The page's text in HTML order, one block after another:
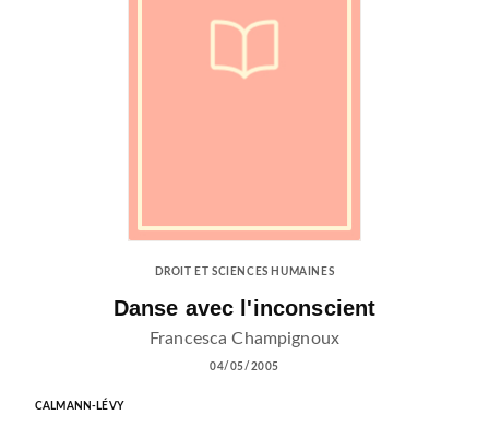
DROIT ET SCIENCES HUMAINES
Danse avec l'inconscient
Francesca Champignoux
04/05/2005
CALMANN-LÉVY